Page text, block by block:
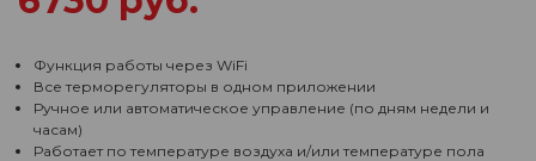
Функция работы через WiFi
Все терморегуляторы в одном приложении
Ручное или автоматическое управление (по дням недели и
часам)
Работает по температуре воздуха и/или температуре пола